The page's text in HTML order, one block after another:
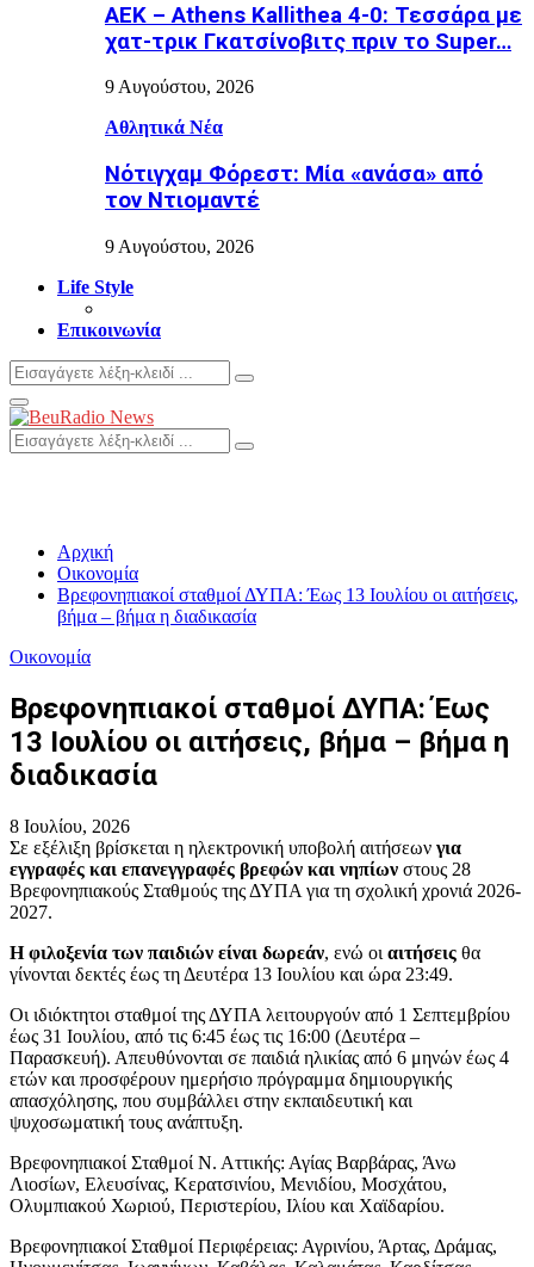
ΑΕΚ – Athens Kallithea 4-0: Τεσσάρα με
χατ-τρικ Γκατσίνοβιτς πριν το Super…
9 Αυγούστου, 2026
Αθλητικά Νέα
Νότιγχαμ Φόρεστ: Μία «ανάσα» από
τον Ντιομαντέ
9 Αυγούστου, 2026
Life Style
Επικοινωνία
Search
for:
Search
Primary
Menu
Search
for:
Search
Αρχική
Οικονομία
Βρεφονηπιακοί σταθμοί ΔΥΠΑ: Έως 13 Ιουλίου οι αιτήσεις,
βήμα – βήμα η διαδικασία
Οικονομία
Βρεφονηπιακοί σταθμοί ΔΥΠΑ: Έως
13 Ιουλίου οι αιτήσεις, βήμα – βήμα η
διαδικασία
8 Ιουλίου, 2026
Σε εξέλιξη βρίσκεται η ηλεκτρονική υποβολή αιτήσεων για
εγγραφές και επανεγγραφές βρεφών και νηπίων στους 28
Βρεφονηπιακούς Σταθμούς της ΔΥΠΑ για τη σχολική χρονιά 2026-
2027.
Η φιλοξενία των παιδιών είναι δωρεάν, ενώ οι αιτήσεις θα
γίνονται δεκτές έως τη Δευτέρα 13 Ιουλίου και ώρα 23:49.
Οι ιδιόκτητοι σταθμοί της ΔΥΠΑ λειτουργούν από 1 Σεπτεμβρίου
έως 31 Ιουλίου, από τις 6:45 έως τις 16:00 (Δευτέρα –
Παρασκευή). Απευθύνονται σε παιδιά ηλικίας από 6 μηνών έως 4
ετών και προσφέρουν ημερήσιο πρόγραμμα δημιουργικής
απασχόλησης, που συμβάλλει στην εκπαιδευτική και
ψυχοσωματική τους ανάπτυξη.
Βρεφονηπιακοί Σταθμοί Ν. Αττικής: Αγίας Βαρβάρας, Άνω
Λιοσίων, Ελευσίνας, Κερατσινίου, Μενιδίου, Μοσχάτου,
Ολυμπιακού Χωριού, Περιστερίου, Ιλίου και Χαϊδαρίου.
Βρεφονηπιακοί Σταθμοί Περιφέρειας: Αγρινίου, Άρτας, Δράμας,